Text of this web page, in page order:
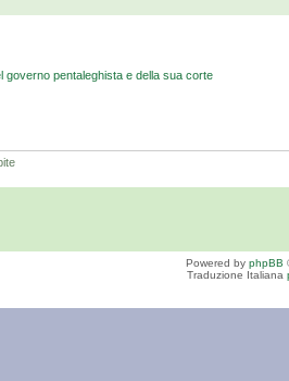
governo pentaleghista e della sua corte
Powered by phpBB
Traduzione Italiana